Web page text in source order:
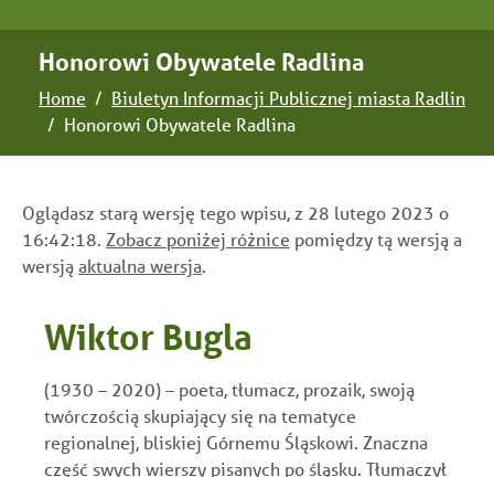
Honorowi Obywatele Radlina
Home
Biuletyn Informacji Publicznej miasta Radlin
Honorowi Obywatele Radlina
Oglądasz starą wersję tego wpisu, z 28 lutego 2023 o
16:42:18. Zobacz poniżej różnice pomiędzy tą wersją a
wersjąaktualna wersja.
Wiktor Bugla
(1930 – 2020) – poeta, tłumacz, prozaik, swoją
twórczością skupiający się na tematyce
regionalnej, bliskiej Górnemu Śląskowi. Znaczna
część swych wierszy pisanych po śląsku. Tłumaczył